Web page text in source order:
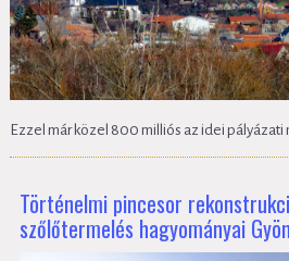
Ezzel már közel 800 milliós az idei pályázati
Történelmi pincesor
szőlőtermelés hagyományai